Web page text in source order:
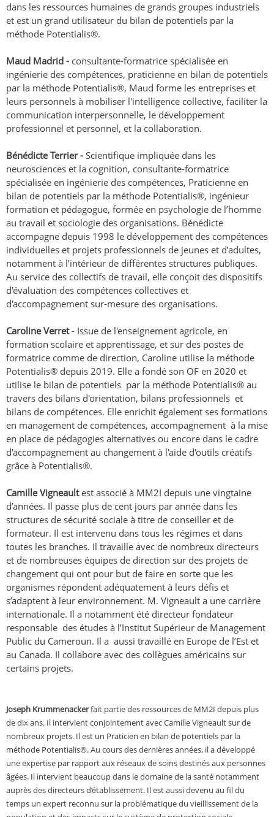
dans les ressources humaines de grands groupes industriels
et est un grand utilisateur du bilan de potentiels par la
méthode Potentialis®.
Maud Madrid - consultante-formatrice spécialisée en
ingénierie des compétences, praticienne en bilan de potentiels
par la méthode Potentialis®, Maud forme les entreprises et
leurs personnels à mobiliser l'intelligence collective, faciliter la
communication interpersonnelle, le développement
professionnel et personnel, et la collaboration.
Bénédicte Terrier - Scientifique impliquée dans les
neurosciences et la cognition, consultante-formatrice
spécialisée en ingénierie des compétences, Praticienne en
bilan de potentiels par la méthode Potentialis®, ingénieur
formation et pédagogue, formée en psychologie de l’homme
au travail et sociologie des organisations. Bénédicte
accompagne depuis 1998 le développement des compétences
individuelles et projets professionnels de jeunes et d’adultes,
notamment à l’intérieur de différentes structures publiques.
Au service des collectifs de travail, elle conçoit des dispositifs
d'évaluation des compétences collectives et
d'accompagnement sur-mesure des organisations.
Caroline Verret- Issue de l'enseignement agricole, en
formation scolaire et apprentissage, et sur des postes de
formatrice comme de direction, Caroline utilise la méthode
Potentialis® depuis 2019. Elle a fondé son OF en 2020 et
utilise le bilan de potentiels par la méthode Potentialis® au
travers des bilans d'orientation, bilans professionnels et
bilans de compétences. Elle enrichit également ses formations
en management de compétences, accompagnement à la mise
en place de pédagogies alternatives ou encore dans le cadre
d'accompagnement au changement à l'aide d'outils créatifs
grâce à Potentialis®.
Camille Vigneaultest associé à MM2I depuis une vingtaine
d’années. Il passe plus de cent jours par année dans les
structures de sécurité sociale à titre de conseiller et de
formateur. Il est intervenu dans tous les régimes et dans
toutes les branches. Il travaille avec de nombreux directeurs
et de nombreuses équipes de direction sur des projets de
changement qui ont pour but de faire en sorte que les
organismes répondent adéquatement à leurs défis et
s’adaptent à leur environnement. M. Vigneault a une carrière
internationale. Il a notamment été directeur fondateur
responsable des études à l’Institut Supérieur de Management
Public du Cameroun. Il a aussi travaillé en Europe de l’Est et
au Canada. Il collabore avec des collègues américains sur
certains projets.
Joseph Krummenackerfait partie des ressources de MM2I depuis plus
de dix ans. Il intervient conjointement avec Camille Vigneault sur de
nombreux projets. Il est un Praticien en bilan de potentiels par la
méthode Potentialis®. Au cours des dernières années, il a développé
une expertise par rapport aux réseaux de soins destinés aux personnes
âgées. Il intervient beaucoup dans le domaine de la santé notamment
auprès des directeurs d’établissement. Il est aussi devenu au fil du
temps un expert reconnu sur la problématique du vieillissement de la